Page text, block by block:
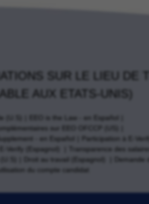
SUR LE LIEU DE
AUX ETATS-UNIS)
(U.S)
EEO is the Law - en Español
sur EEO OFCCP (US)
- en Español
Participation à E-Verify
Verify (Espagnol)
Transparence des
Droit au travail (Espagnol)
Demande
du compte candidat